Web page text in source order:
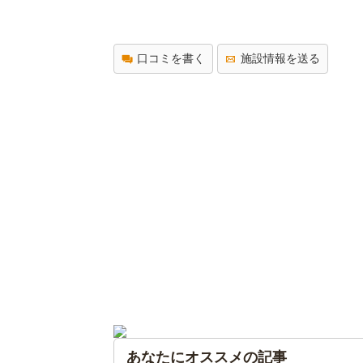
口コミを書く 施設情報を送る
あなたにオススメの記事